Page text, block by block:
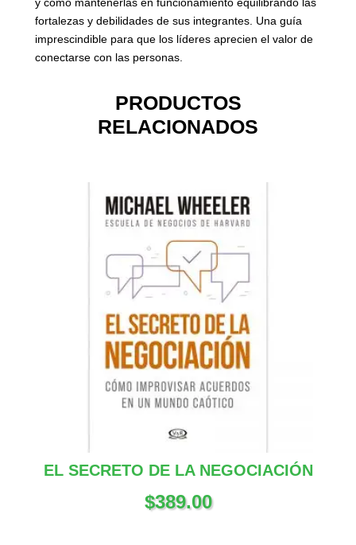
y cómo mantenerlas en funcionamiento equilibrando las
fortalezas y debilidades de sus integrantes. Una guía
imprescindible para que los líderes aprecien el valor de
conectarse con las personas.
PRODUCTOS
RELACIONADOS
EL SECRETO DE LA NEGOCIACIÓN
$389.00